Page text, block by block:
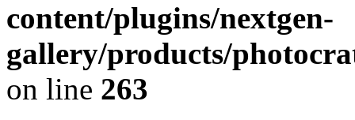
content/plugins/nextgen-
gallery/products/
on line 263